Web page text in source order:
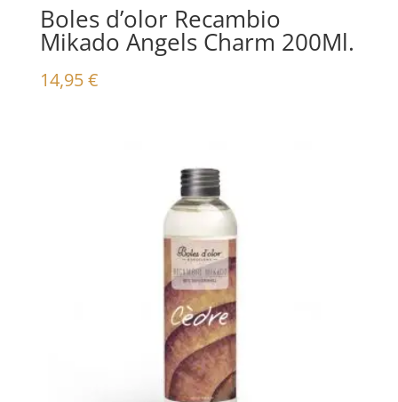
Boles d’olor Recambio
Mikado Angels Charm 200Ml.
14,95€